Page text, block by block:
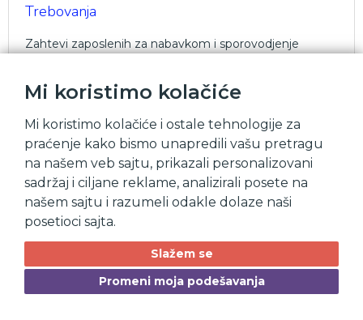
Mi koristimo kolačiće
Mi koristimo kolačiće i ostale tehnologije za
praćenje kako bismo unapredili vašu pretragu
na našem veb sajtu, prikazali personalizovani
sadržaj i ciljane reklame, analizirali posete na
našem sajtu i razumeli odakle dolaze naši
posetioci sajta.
Slažem se
Promeni moja podešavanja
Trebovanja
Zahtevi zaposlenih za nabavkom i sporovodjenje
Narudžbine dobavljaču
Upravljanje narudžbinama od slanja dobavljačima do
prijema nabavljenog.
Manuelni i bar code unos primljenih količina i poredjenje